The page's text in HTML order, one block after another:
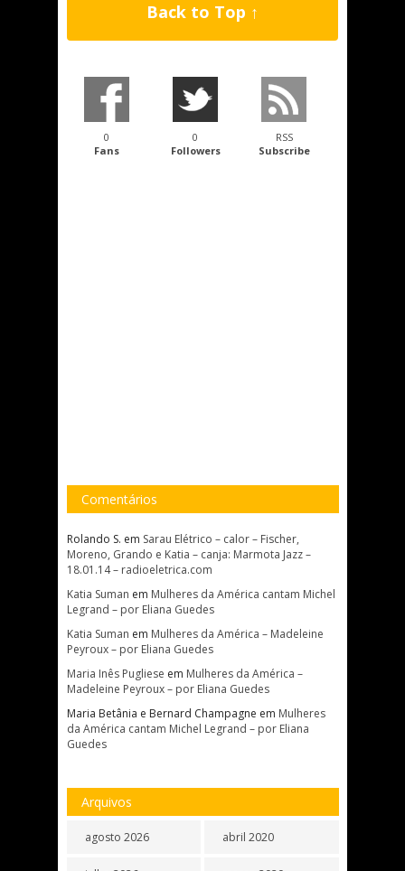
Back to Top ↑
0
Fans
0
Followers
RSS
Subscribe
Comentários
Rolando S. em Sarau Elétrico – calor – Fischer,
Moreno, Grando e Katia – canja: Marmota Jazz –
18.01.14 – radioeletrica.com
Katia Suman em Mulheres da América cantam Michel
Legrand – por Eliana Guedes
Katia Suman em Mulheres da América – Madeleine
Peyroux – por Eliana Guedes
Maria Inês Pugliese em Mulheres da América –
Madeleine Peyroux – por Eliana Guedes
Maria Betânia e Bernard Champagne em Mulheres
da América cantam Michel Legrand – por Eliana
Guedes
Arquivos
agosto 2026 abril 2020